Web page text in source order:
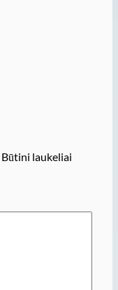
Būtini laukeliai